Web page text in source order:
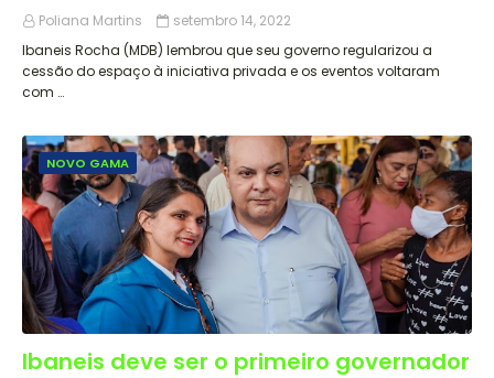
Poliana Martins
setembro 14, 2022
Ibaneis Rocha (MDB) lembrou que seu governo regularizou a
cessão do espaço à iniciativa privada e os eventos voltaram
com …
NOVO GAMA
Ibaneis deve ser o primeiro governador